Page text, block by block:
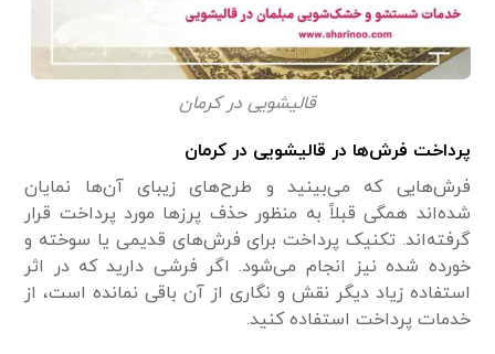
قالیشویی در کرمان
پرداخت فرش‌ها در قالیشویی در کرمان
فرش‌هایی که می‌بینید و طرح‌های زیبای آن‌ها نمایان
شده‌اند همگی قبلاً به منظور حذف پرزها مورد پرداخت قرار
گرفته‌اند. تکنیک پرداخت برای فرش‌های قدیمی یا سوخته و
خورده شده نیز انجام می‌شود. اگر فرشی دارید که در اثر
استفاده زیاد دیگر نقش و نگاری از آن باقی نمانده است، از
خدمات پرداخت استفاده کنید.